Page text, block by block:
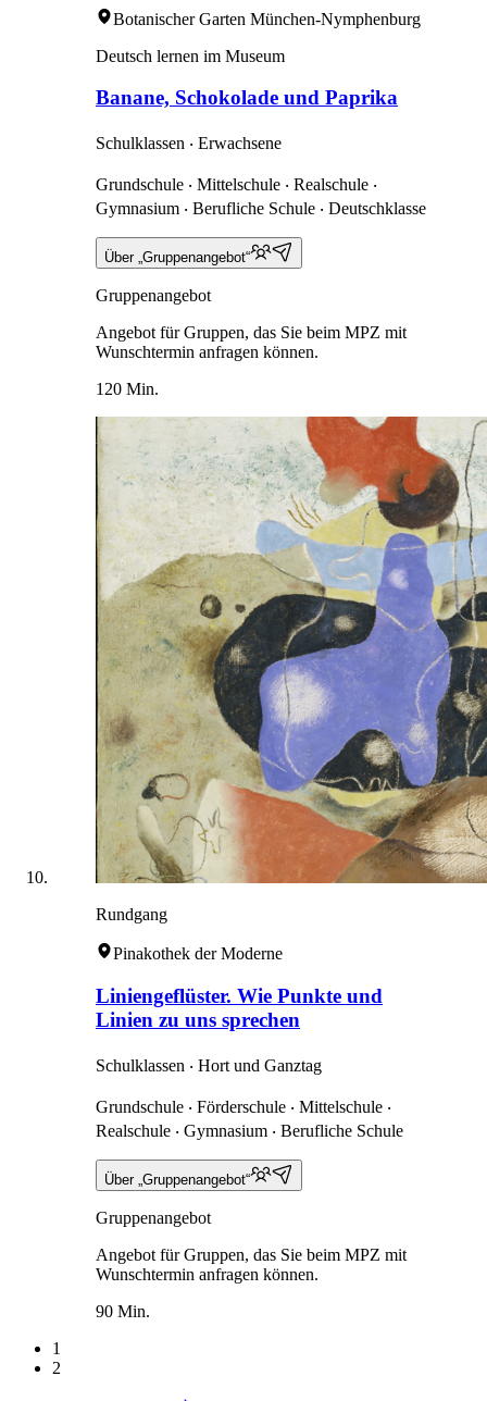
Botanischer Garten München-Nymphenburg
Deutsch lernen im Museum
Banane, Schokolade und Paprika
Schulklassen ‧ Erwachsene
Grundschule ‧ Mittelschule ‧ Realschule ‧
Gymnasium ‧ Berufliche Schule ‧ Deutschklasse
Über „Gruppenangebot“
Gruppenangebot
Angebot für Gruppen, das Sie beim MPZ mit
Wunschtermin anfragen können.
120 Min.
Rundgang
Pinakothek der Moderne
Liniengeflüster. Wie Punkte und
Linien zu uns sprechen
Schulklassen ‧ Hort und Ganztag
Grundschule ‧ Förderschule ‧ Mittelschule ‧
Realschule ‧ Gymnasium ‧ Berufliche Schule
Über „Gruppenangebot“
Gruppenangebot
Angebot für Gruppen, das Sie beim MPZ mit
Wunschtermin anfragen können.
90 Min.
1
2